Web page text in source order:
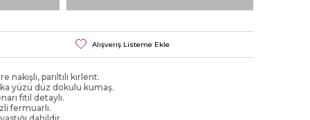
Alışveriş Listeme Ekle
nakışlı, parıltılı kırlent.
yüzü düz dokulu kumaş.
fitil detaylı.
fermuarlı.